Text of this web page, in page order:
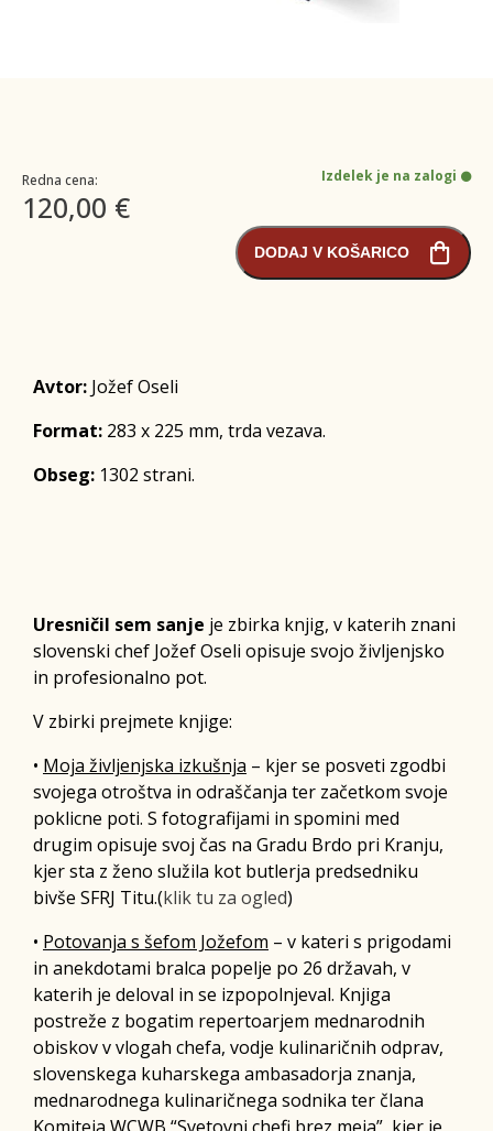
Redna cena:
120,00 €
Izdelek je na zalogi
DODAJ V KOŠARICO
Avtor: Jožef Oseli
Format: 283 x 225 mm, trda vezava.
Obseg: 1302 strani.
Uresničil sem sanje je zbirka knjig, v katerih znani
slovenski chef Jožef Oseli opisuje svojo življenjsko
in profesionalno pot.
V zbirki prejmete knjige:
• Moja življenjska izkušnja – kjer se posveti zgodbi
svojega otroštva in odraščanja ter začetkom svoje
poklicne poti. S fotografijami in spomini med
drugim opisuje svoj čas na Gradu Brdo pri Kranju,
kjer sta z ženo služila kot butlerja predsedniku
bivše SFRJ Titu.(klik tu za ogled)
• Potovanja s šefom Jožefom – v kateri s prigodami
in anekdotami bralca popelje po 26 državah, v
katerih je deloval in se izpopolnjeval. Knjiga
postreže z bogatim repertoarjem mednarodnih
obiskov v vlogah chefa, vodje kulinaričnih odprav,
slovenskega kuharskega ambasadorja znanja,
mednarodnega kulinaričnega sodnika ter člana